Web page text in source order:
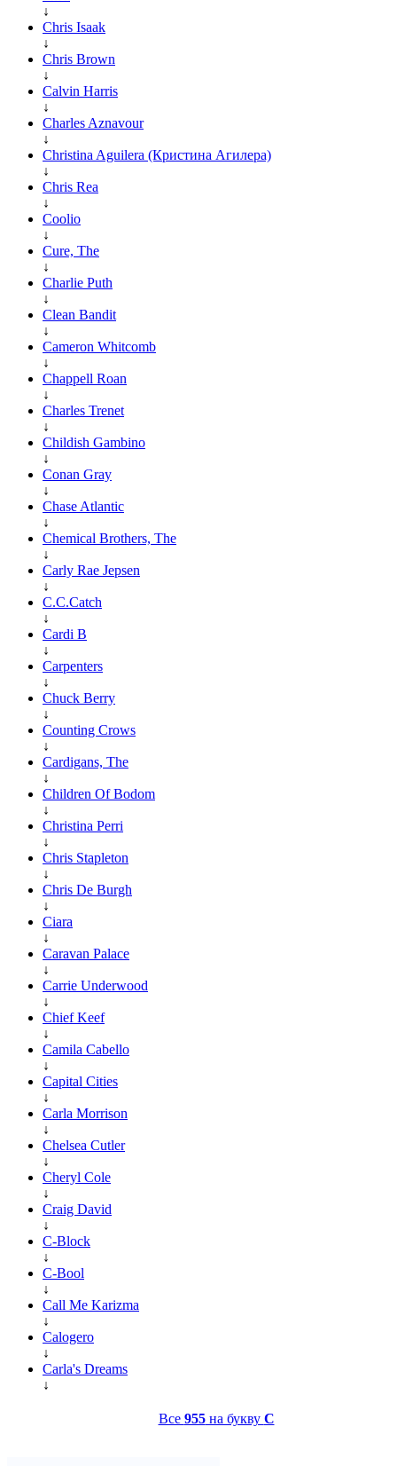
↓
Chris Isaak
↓
Chris Brown
↓
Calvin Harris
↓
Charles Aznavour
↓
Christina Aguilera (Кристина Агилера)
↓
Chris Rea
↓
Coolio
↓
Cure, The
↓
Charlie Puth
↓
Clean Bandit
↓
Cameron Whitcomb
↓
Chappell Roan
↓
Charles Trenet
↓
Childish Gambino
↓
Conan Gray
↓
Chase Atlantic
↓
Chemical Brothers, The
↓
Carly Rae Jepsen
↓
C.C.Catch
↓
Cardi B
↓
Carpenters
↓
Chuck Berry
↓
Counting Crows
↓
Cardigans, The
↓
Children Of Bodom
↓
Christina Perri
↓
Chris Stapleton
↓
Chris De Burgh
↓
Ciara
↓
Caravan Palace
↓
Carrie Underwood
↓
Chief Keef
↓
Camila Cabello
↓
Capital Cities
↓
Carla Morrison
↓
Chelsea Cutler
↓
Cheryl Cole
↓
Craig David
↓
C-Block
↓
C-Bool
↓
Call Me Karizma
↓
Calogero
↓
Carla's Dreams
↓
Все 955на букву C